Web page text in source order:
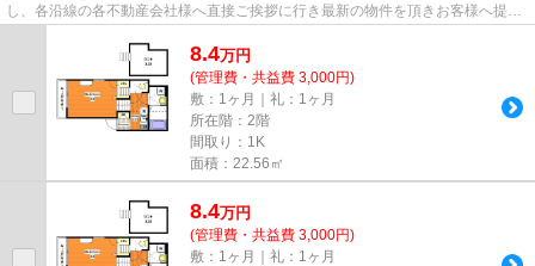
し、各沿線の各不動産会社様へ直接ご挨拶に行き最新の物件を頂きお客様へ提供
8.4万円
(管理費・共益費 3,000円)
敷：1ヶ月｜礼：1ヶ月
所在階：2階
間取り：1K
面積：22.56㎡
8.4万円
(管理費・共益費 3,000円)
敷：1ヶ月｜礼：1ヶ月